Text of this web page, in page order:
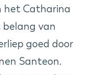
het Catharina
belang van
goed door
Santeon.